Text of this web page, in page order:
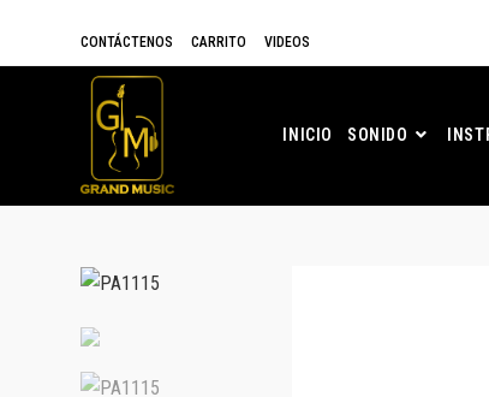
CONTÁCTENOS CARRITO VIDEOS
INICIO SONIDO